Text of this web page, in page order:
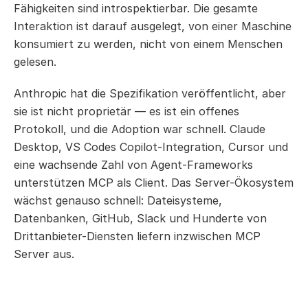
Fähigkeiten sind introspektierbar. Die gesamte
Interaktion ist darauf ausgelegt, von einer Maschine
konsumiert zu werden, nicht von einem Menschen
gelesen.
Anthropic hat die Spezifikation veröffentlicht, aber
sie ist nicht proprietär — es ist ein offenes
Protokoll, und die Adoption war schnell. Claude
Desktop, VS Codes Copilot-Integration, Cursor und
eine wachsende Zahl von Agent-Frameworks
unterstützen MCP als Client. Das Server-Ökosystem
wächst genauso schnell: Dateisysteme,
Datenbanken, GitHub, Slack und Hunderte von
Drittanbieter-Diensten liefern inzwischen MCP
Server aus.